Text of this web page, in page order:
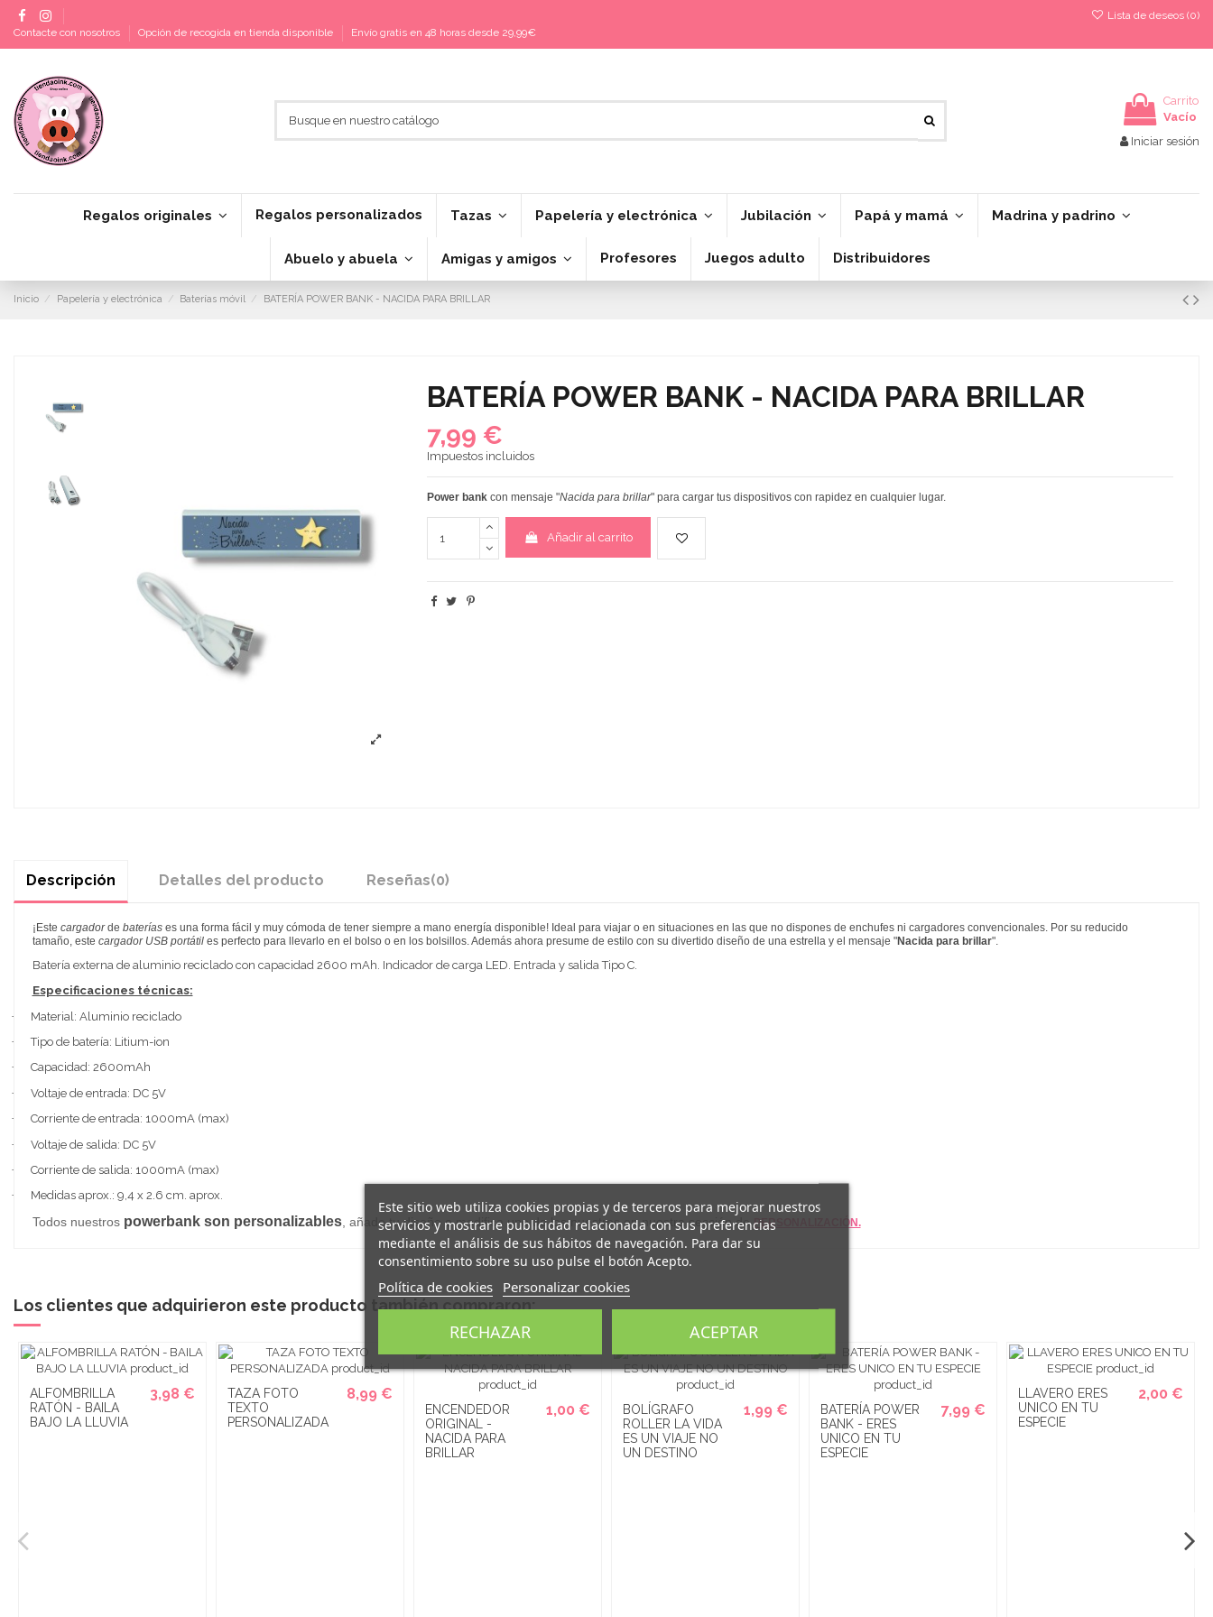
Contacte con nosotros Opción de recogida en tienda disponible Envío gratis en 48 horas desde 29,99€
Lista de deseos (0)
Carrito
Vacío
Iniciar sesión
Regalos originales Regalos personalizados Tazas Papelería y electrónica Jubilación Papá y mamá Madrina y padrino
Abuelo y abuela Amigas y amigos Profesores Juegos adulto Distribuidores
Inicio Papelería y electrónica Baterías móvil BATERÍA POWER BANK - NACIDA PARA BRILLAR
BATERÍA POWER BANK - NACIDA PARA BRILLAR
7,99 €
Impuestos incluidos
Power bankcon mensaje "Nacida para brillar" para cargar tus dispositivos con rapidez en cualquier lugar.
Añadir al carrito
Descripción Detalles del producto Reseñas(0)
¡Este cargadorde baterías es una forma fácil y muy cómoda de tener siempre a mano energía disponible! Ideal para viajar o en situaciones en las que no dispones de enchufes ni cargadores convencionales. Por su reducido
tamaño, este cargador USB portátiles perfecto para llevarlo en el bolso o en los bolsillos. Además ahora presume de estilo con su divertido diseño de una estrella y el mensaje "Nacida para brillar".
Batería externa de aluminio reciclado con capacidad 2600 mAh. Indicador de carga LED. Entrada y salida Tipo C.
Especificaciones técnicas:
·
Material: Aluminio reciclado
·
Tipo de batería: Litium-ion
·
Capacidad: 2600mAh
·
Voltaje de entrada: DC 5V
·
Corriente de entrada: 1000mA (max)
·
Voltaje de salida: DC 5V
·
Corriente de salida: 1000mA (max)
·
Medidas aprox.: 9,4 x 2.6 cm. aprox.
Todos nuestros powerbank son personalizables, añade tu diseño o modifica uno de los nuestros en nuestra sección de PERSONALIZACIÓN.
Los clientes que adquirieron este producto también compraron:
ALFOMBRILLA
RATÓN - BAILA
BAJO LA LLUVIA
3,98 €
TAZA FOTO
TEXTO
PERSONALIZADA
8,99 €
ENCENDEDOR
ORIGINAL -
NACIDA PARA
BRILLAR
1,00 €
BOLÍGRAFO
ROLLER LA VIDA
ES UN VIAJE NO
UN DESTINO
1,99 €
BATERÍA POWER
BANK - ERES
UNICO EN TU
ESPECIE
7,99 €
LLAVERO ERES
UNICO EN TU
ESPECIE
2,00 €
Este sitio web utiliza cookies propias y de terceros para mejorar nuestros
servicios y mostrarle publicidad relacionada con sus preferencias
mediante el análisis de sus hábitos de navegación. Para dar su
consentimiento sobre su uso pulse el botón Acepto.
Política de cookies Personalizar cookies
RECHAZAR ACEPTAR